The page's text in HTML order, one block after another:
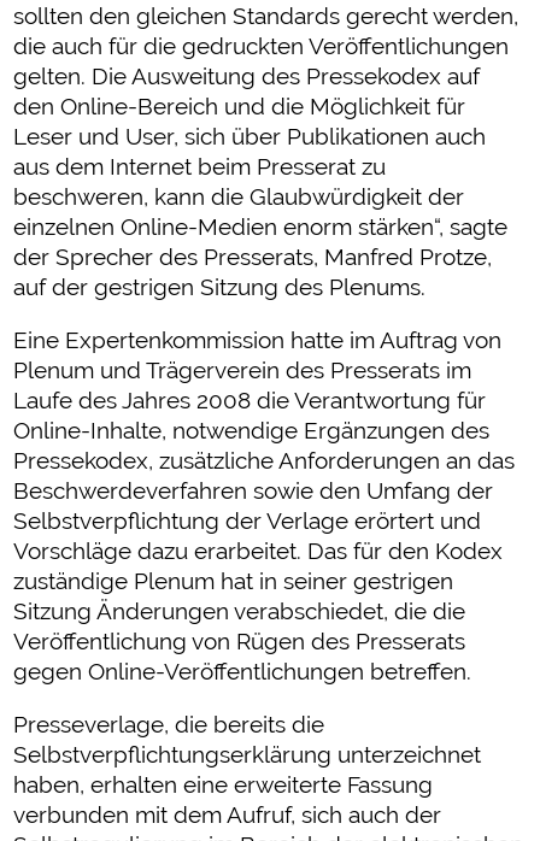
sollten den gleichen Standards gerecht werden,
die auch für die gedruckten Veröffentlichungen
gelten. Die Ausweitung des Pressekodex auf
den Online-Bereich und die Möglichkeit für
Leser und User, sich über Publikationen auch
aus dem Internet beim Presserat zu
beschweren, kann die Glaubwürdigkeit der
einzelnen Online-Medien enorm stärken“, sagte
der Sprecher des Presserats, Manfred Protze,
auf der gestrigen Sitzung des Plenums.
Eine Expertenkommission hatte im Auftrag von
Plenum und Trägerverein des Presserats im
Laufe des Jahres 2008 die Verantwortung für
Online-Inhalte, notwendige Ergänzungen des
Pressekodex, zusätzliche Anforderungen an das
Beschwerdeverfahren sowie den Umfang der
Selbstverpflichtung der Verlage erörtert und
Vorschläge dazu erarbeitet. Das für den Kodex
zuständige Plenum hat in seiner gestrigen
Sitzung Änderungen verabschiedet, die die
Veröffentlichung von Rügen des Presserats
gegen Online-Veröffentlichungen betreffen.
Presseverlage, die bereits die
Selbstverpflichtungserklärung unterzeichnet
haben, erhalten eine erweiterte Fassung
verbunden mit dem Aufruf, sich auch der